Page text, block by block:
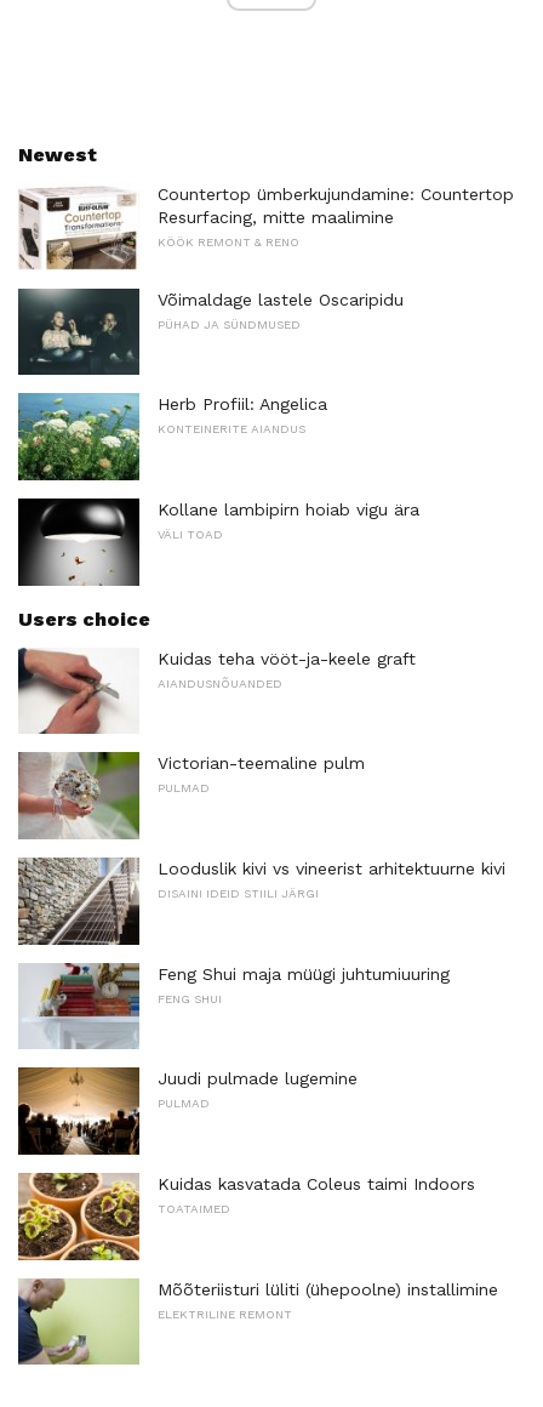
Newest
Countertop ümberkujundamine: Countertop
Resurfacing, mitte maalimine
KÖÖK REMONT & RENO
Võimaldage lastele Oscaripidu
PÜHAD JA SÜNDMUSED
Herb Profiil: Angelica
KONTEINERITE AIANDUS
Kollane lambipirn hoiab vigu ära
VÄLI TOAD
Users choice
Kuidas teha vööt-ja-keele graft
AIANDUSNÕUANDED
Victorian-teemaline pulm
PULMAD
Looduslik kivi vs vineerist arhitektuurne kivi
DISAINI IDEID STIILI JÄRGI
Feng Shui maja müügi juhtumiuuring
FENG SHUI
Juudi pulmade lugemine
PULMAD
Kuidas kasvatada Coleus taimi Indoors
TOATAIMED
Mõõteriisturi lüliti (ühepoolne) installimine
ELEKTRILINE REMONT